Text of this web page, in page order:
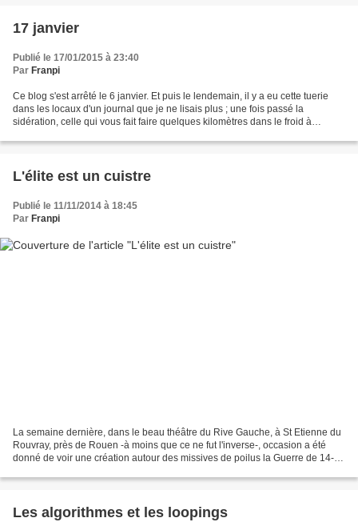
17 janvier
Publié le 17/01/2015 à 23:40
Par Franpi
Ce blog s'est arrêté le 6 janvier. Et puis le lendemain, il y a eu cette tuerie
dans les locaux d'un journal que je ne lisais plus ; une fois passé la
sidération, celle qui vous fait faire quelques kilomètres dans le froid à
L'élite est un cuistre
Publié le 11/11/2014 à 18:45
Par Franpi
La semaine dernière, dans le beau théâtre du Rive Gauche, à St Etienne du
Rouvray, près de Rouen -à moins que ce ne fut l'inverse-, occasion a été
donné de voir une création autour des missives de poilus la Guerre de 14-
Les algorithmes et les loopings